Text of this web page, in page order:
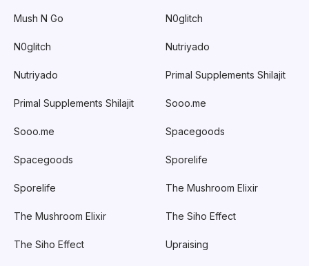
Mush N Go
N0glitch
Nutriyado
Primal Supplements Shilajit
Sooo.me
Spacegoods
Sporelife
The Mushroom Elixir
The Siho Effect
N0glitch
Nutriyado
Primal Supplements Shilajit
Sooo.me
Spacegoods
Sporelife
The Mushroom Elixir
The Siho Effect
Upraising